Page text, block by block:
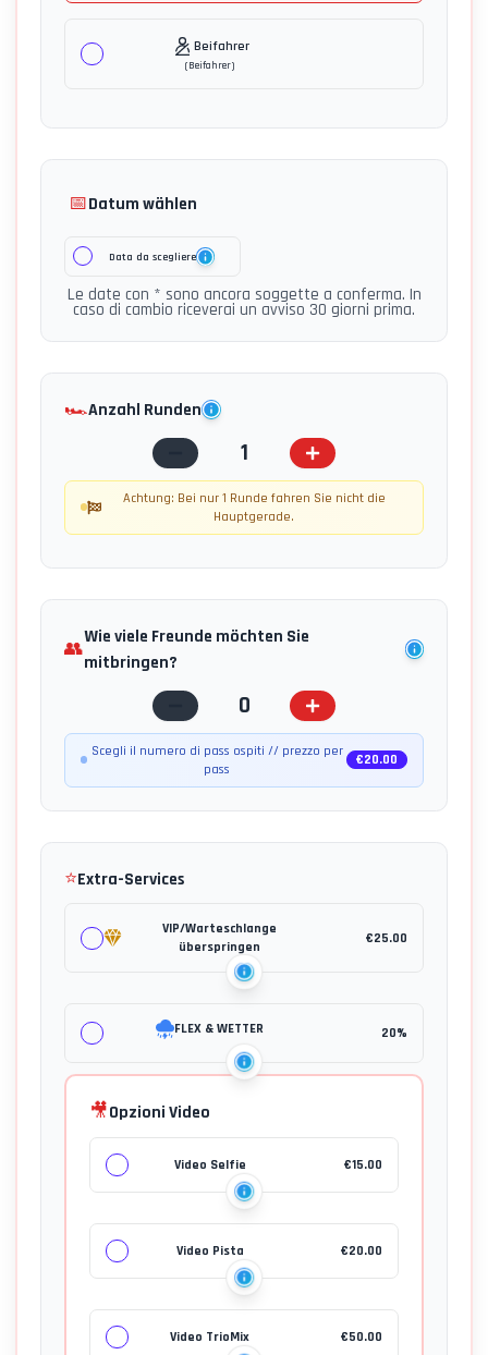
Beifahrer
(Beifahrer)
📅Datum wählen
Data da scegliere
Le date con * sono ancora soggette a conferma. In
caso di cambio riceverai un avviso 30 giorni prima.
🏎️Anzahl Runden
1
Achtung: Bei nur 1 Runde fahren Sie nicht die
Hauptgerade.
👥
Wie viele Freunde möchten Sie
mitbringen?
0
Scegli il numero di pass ospiti // prezzo per
pass
€20.00
⭐Extra-Services
VIP/Warteschlange
überspringen
€25.00
FLEX & WETTER 20%
🎥Opzioni Video
Video Selfie €15.00
Video Pista €20.00
Video TrioMix €50.00